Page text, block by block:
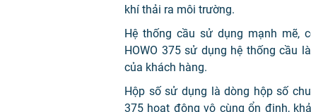
khí thải ra môi trường.
Hệ thống cầu sử dụng mạnh mẽ,
HOWO 375 sử dụng hệ thống cầu
của khách hàng.
Hộp số sử dụng là dòng hộp số
375 hoạt động vô cùng ổn định,